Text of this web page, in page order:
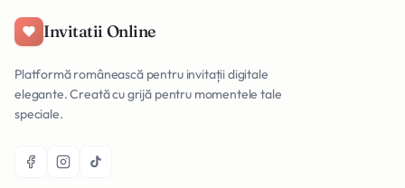
Invitatii Online
Platformă românească pentru invitații digitale
elegante. Creată cu grijă pentru momentele tale
speciale.